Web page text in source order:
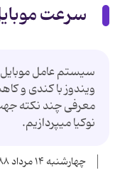
سرعت
سیستم عامل
ویندوز با کندی و
معرفی چند نکته
نوکیا میپردازیم.
چهارشنبه ۱۴ مرداد ۱۳۸۸ - ۰۰:۰۰